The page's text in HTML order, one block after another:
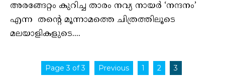
അരങ്ങേറ്റം കുറിച്ച താരം നവ്യ നായർ ‘നന്ദനം’
എന്ന തന്റെ മൂന്നാമത്തെ ചിത്രത്തിലൂടെ
മലയാളികളുടെ....
Page 3 of 3 Previous 1 2 3